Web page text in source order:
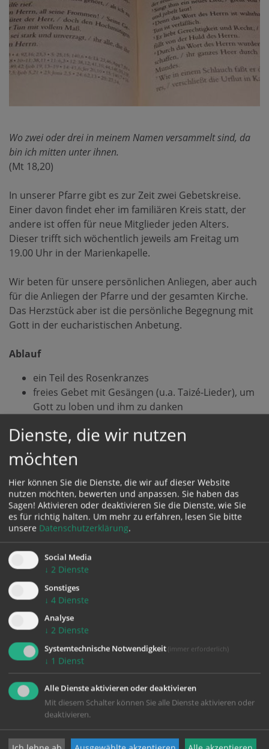
Wo zwei oder drei in meinem Namen versammelt sind, da
bin ich mitten unter ihnen.
(Mt 18,20)
In unserer Pfarre gibt es zur Zeit zwei Gebetskreise.
Einer davon findet eher im familiären Kreis statt, der
andere ist offen für neue Mitglieder jeden Alters.
Dieser trifft sich wöchentlich jeweils am Freitag um
19.00 Uhr in der Marienkapelle.
Wir beten für unsere persönlichen Anliegen, aber auch
für die Anliegen der Pfarre und der gesamten Kirche.
Das Herzstück aber ist die persönliche Begegnung mit
Gott in der eucharistischen Anbetung.
Ablauf
ein Teil des Rosenkranzes
freies Gebet mit Gesängen (u.a. Taizé-Lieder), um
Gott zu loben und ihm zu danken
eucharistische Anbetung
Kontakt
Wir laden herzlich ein, an unserem Gebetskreis
teilzunehmen. Auch wenn Sie ein Gebetsanliegen
haben, können Sie sich gerne an uns wenden:
Pfarre St. Florian bei Linz
4490 St. Florian bei Linz
07224/8902-30
E.:
stiftspfarre.stflorian@stift-st-florian.at
W.:http://st.florian.stiftspfarre.at
Dienste, die wir nutzen
möchten
Hier können Sie die Dienste, die wir auf dieser Website
nutzen möchten, bewerten und anpassen. Sie haben das
Sagen! Aktivieren oder deaktivieren Sie die Dienste, wie Sie
es für richtig halten. Um mehr zu erfahren, lesen Sie bitte
unsere Datenschutzerklärung.
Social Media
↓ 2 Dienste
Sonstiges
↓ 4 Dienste
Analyse
↓ 2 Dienste
Systemtechnische Notwendigkeit (immer erforderlich)
↓ 1 Dienst
Alle Dienste aktivieren oder deaktivieren
Mit diesem Schalter können Sie alle Dienste aktivieren oder
deaktivieren.